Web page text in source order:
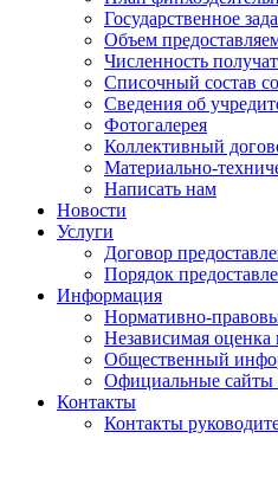
Государственное
Объем
Численность
Списочный состав
Сведения об
Фотогалерея
Коллективный
Материально-
Написать нам
Новости
Услуги
Договор
Порядок
Информация
Нормативно-
Независимая оценка
Общественный
Официальные сайты
Контакты
Контакты